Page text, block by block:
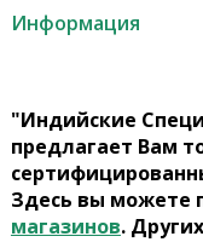
Информация
"Индийские
предлагает Вам
Здесь вы можете
магазинов.